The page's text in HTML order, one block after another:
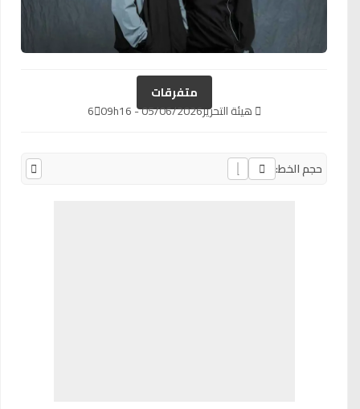
متفرقات
هيئة التحرير05/06/2026 - 09h16
6
حجم الخط: